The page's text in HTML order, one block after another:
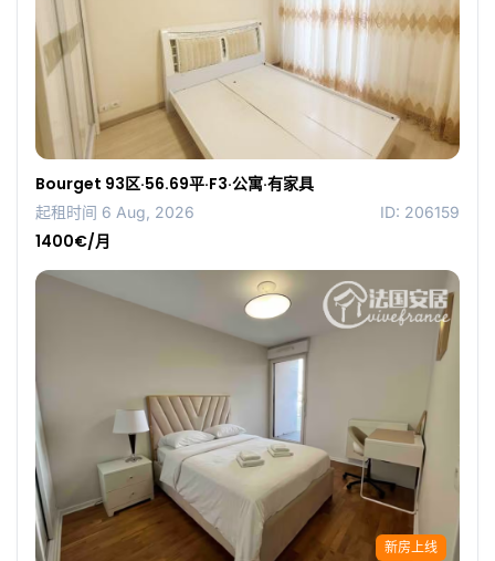
Bourget 93区·56.69平·F3·公寓·有家具
起租时间 6 Aug, 2026 ID: 206159
1400€/月
新房上线